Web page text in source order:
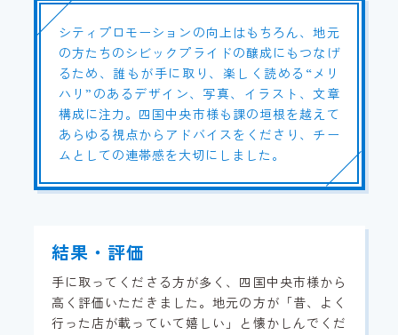
シティプロモーションの向上はもちろん、地元
の方たちのシビックプライドの醸成にもつなげ
るため、誰もが手に取り、楽しく読める“メリ
ハリ”のあるデザイン、写真、イラスト、文章
構成に注力。四国中央市様も課の垣根を越えて
あらゆる視点からアドバイスをくださり、チー
ムとしての連帯感を大切にしました。
結果・評価
手に取ってくださる方が多く、四国中央市様から
高く評価いただきました。地元の方が「昔、よく
行った店が載っていて嬉しい」と懐かしんでくだ